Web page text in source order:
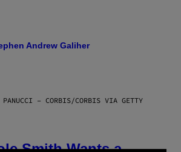
Andrew Galiher
PANUCCI – CORBIS/CORBIS VIA GETTY